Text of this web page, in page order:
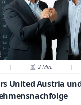
| 2 Min. |
United Austria